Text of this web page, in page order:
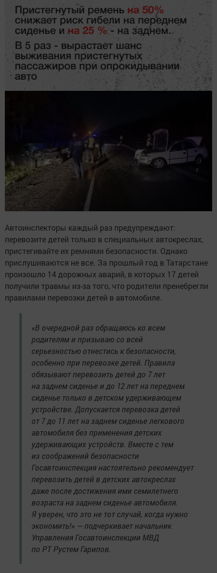
Автоинспекторы каждый раз предупреждают:
перевозите детей только в специальных автокреслах,
пристегивайте их ремнями безопасности. Однако
прислушиваются не все. За прошлый год в Татарстане
произошло 14 дорожных аварий, в которых 17 детей
получили травмы из-за того, что родители пренебрегли
правилами перевозки детей в автомобиле.
«В очередной раз обращаюсь ко всем
родителям и призываю со всей
серьезностью отнестись к безопасности,
особенно при перевозке детей. Правила
обязывают перевозить детей до 7 лет
на заднем сиденье и до 12 лет на переднем
сиденье только в детском удерживающем
устройстве. Допускается перевозка детей
от 7 до 11 лет на заднем сиденье легкового
автомобиля без применения детских
удерживающих устройств. Вместе с тем
из соображений безопасности
Госавтоинспекция настоятельно рекомендует
перевозить детей в детских автокреслах
даже после достижения ими семилетнего
возраста на заднем сиденье автомобиля.
Я уверен, что это не тот случай, когда нужно
экономить!» — подчеркивает начальник
Управления Госавтоинспекции МВД
по РТ Рустем Гарипов.